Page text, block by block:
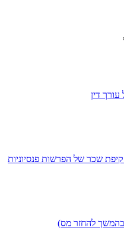
שכר של הפרשות פנסיוניות
להחזר מס)